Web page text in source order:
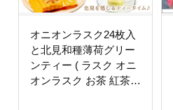
オニオンラスク24枚入
と北見和種薄荷グリー
ンティー ( ラスク オニ
オンラスク お茶 紅茶